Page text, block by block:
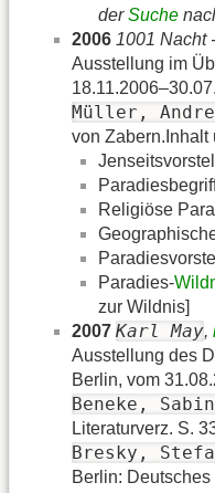
derSuche
2006 1001 Nacht -
Ausstellung im
Müller,
von Zabern.Inhalt
Religiöse
Paradies-
zur Wildnis]
2007 Karl May,
Ausstellung des
Berlin, vom
Beneke,
Literaturverz. S.
Bresky,
Berlin: